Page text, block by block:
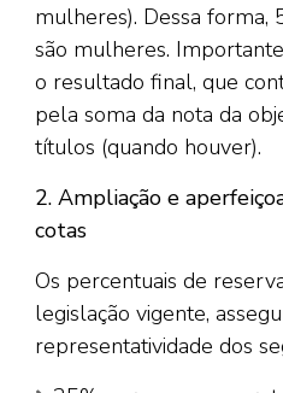
mulheres). Dessa forma,
são mulheres.
o resultado final, que
pela soma da nota da
títulos (quando houver).
2. Ampliação e
cotas
Os percentuais de
legislação vigente,
representatividade dos